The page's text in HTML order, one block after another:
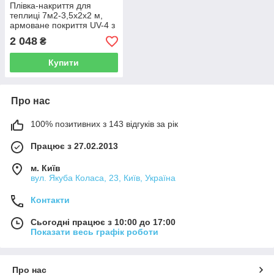
Плівка-накриття для
теплиці 7м2-3,5x2x2 м,
армоване покриття UV-4 з
6 вікнами та входом на
блискавці зелена Польща
2 048 ₴
Купити
Про нас
100% позитивних з 143 відгуків за рік
Працює з 27.02.2013
м. Київ
вул. Якуба Коласа, 23, Київ, Україна
Контакти
Сьогодні працює з 10:00 до 17:00
Показати весь графік роботи
Про нас